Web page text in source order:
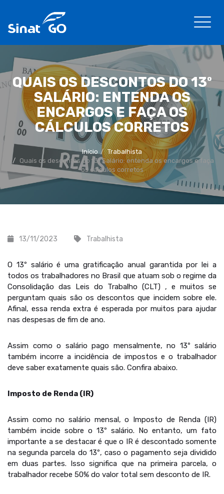
QUAIS OS DESCONTOS DO 13º
SALÁRIO: ENTENDA OS
ENCARGOS E FAÇA OS
CÁLCULOS CORRETOS
Início
Trabalhista
Quais os descontos do 13º Salário: entenda os encargos e faça
os cálculos corretos
13/11/2023 Trabalhista
O 13º salário é uma gratificação anual garantida por lei a
todos os trabalhadores no Brasil que atuam sob o regime da
Consolidação das Leis do Trabalho (CLT) , e muitos se
perguntam quais são os descontos que incidem sobre ele.
Afinal, essa renda extra é esperada por muitos para ajudar
nas despesas de fim de ano.
Assim como o salário pago mensalmente, no 13º salário
também incorre a incidência de impostos e o trabalhador
deve saber exatamente quais são. Confira abaixo.
Imposto de Renda (IR)
Assim como no salário mensal, o Imposto de Renda (IR)
também incide sobre o 13º salário. No entanto, um fato
importante a se destacar é que o IR é descontado somente
na segunda parcela do 13º, caso o pagamento seja dividido
em duas partes. Isso significa que na primeira parcela, o
trabalhador recebe 50% do valor total sem desconto de IR.